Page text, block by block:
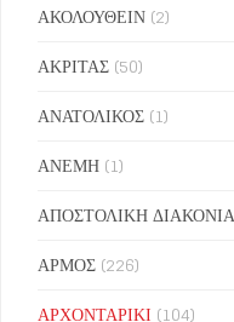
ΑΚΟΛΟΥΘΕΙΝ (2)
ΑΚΡΙΤΑΣ (50)
ΑΝΑΤΟΛΙΚΟΣ (1)
ΑΝΕΜΗ (1)
ΑΠΟΣΤΟΛΙΚΗ ΔΙΑΚΟΝΙΑ
ΑΡΜΟΣ (226)
ΑΡΧΟΝΤΑΡΙΚΙ (104)